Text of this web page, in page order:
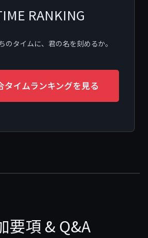
RANKING
のタイムに、君の名を刻めるか。
タイムランキングを見る
要項 & Q&A